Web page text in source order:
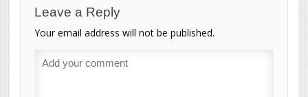
Leave a Reply
Your email address will not be published.